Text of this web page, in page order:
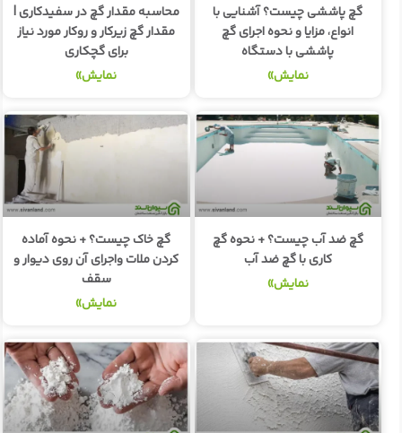
گچ پاششی چیست؟ آشنایی با
انواع، مزایا و نحوه اجرای گچ
پاششی با دستگاه
نمایش»
محاسبه مقدار گچ در سفیدکاری |
مقدار گچ زیرکار و روکار مورد نیاز
برای گچکاری
نمایش»
گچ ضد آب چیست؟ + نحوه گچ
کاری با گچ ضد آب
نمایش»
گچ خاک چیست؟ + نحوه آماده
کردن ملات واجرای آن روی دیوار و
سقف
نمایش»